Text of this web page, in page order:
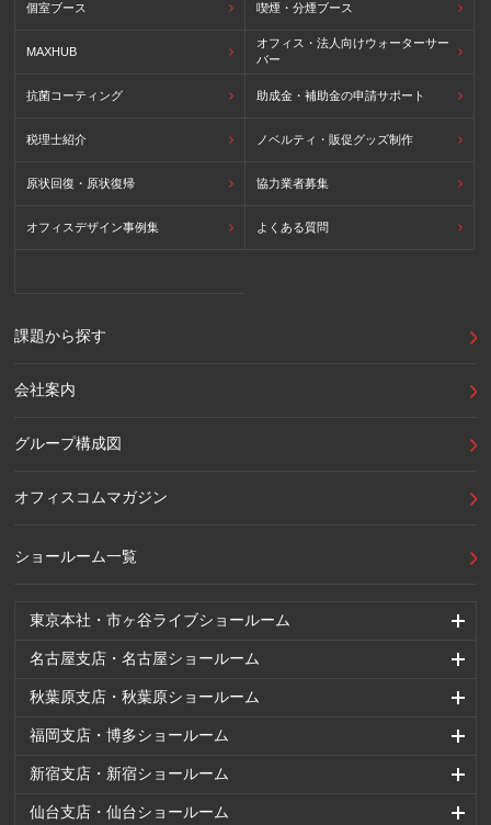
東京本社・市ヶ谷ライブショールーム
名古屋支店・名古屋ショールーム
秋葉原支店・秋葉原ショールーム
福岡支店・博多ショールーム
新宿支店・新宿ショールーム
仙台支店・仙台ショールーム
個室ブース 喫煙・分煙ブース
MAXHUB
オフィス・法人向けウォーターサー
バー
抗菌コーティング 助成金・補助金の申請サポート
税理士紹介 ノベルティ・販促グッズ制作
原状回復・原状復帰 協力業者募集
オフィスデザイン事例集 よくある質問
課題から探す
会社案内
グループ構成図
オフィスコムマガジン
ショールーム一覧